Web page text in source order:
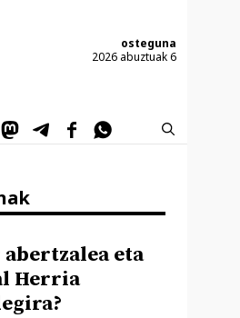
osteguna
2026 abuztuak 6
abertzalea eta
Herria